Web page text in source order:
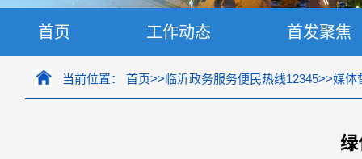
首页 工作动态 首发聚焦
当前位置： 首页>>临沂政务服务便民热线12345>>媒体
绿